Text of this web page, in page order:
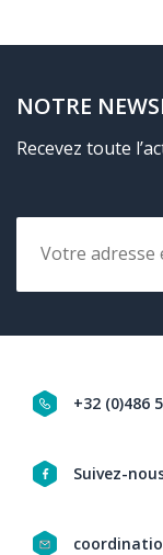
NOTRE
Recevez toute
Email
+32 (0)486
Suivez-